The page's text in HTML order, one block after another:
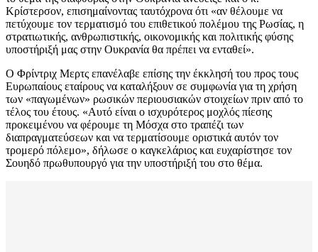
Κρίστερσον, επισημαίνοντας ταυτόχρονα ότι «αν θέλουμε να
πετύχουμε τον τερματισμό του επιθετικού πολέμου της Ρωσίας, η
στρατιωτικής, ανθρωπιστικής, οικονομικής και πολιτικής φύσης
υποστήριξή μας στην Ουκρανία θα πρέπει να ενταθεί».
Ο Φρίντριχ Μερτς επανέλαβε επίσης την έκκλησή του προς τους
Ευρωπαίους εταίρους να καταλήξουν σε συμφωνία για τη χρήση
των «παγωμένων» ρωσικών περιουσιακών στοιχείων πριν από το
τέλος του έτους. «Αυτό είναι ο ισχυρότερος μοχλός πίεσης
προκειμένου να φέρουμε τη Μόσχα στο τραπέζι των
διαπραγματεύσεων και να τερματίσουμε οριστικά αυτόν τον
τρομερό πόλεμο», δήλωσε ο καγκελάριος και ευχαρίστησε τον
Σουηδό πρωθυπουργό για την υποστήριξή του στο θέμα.